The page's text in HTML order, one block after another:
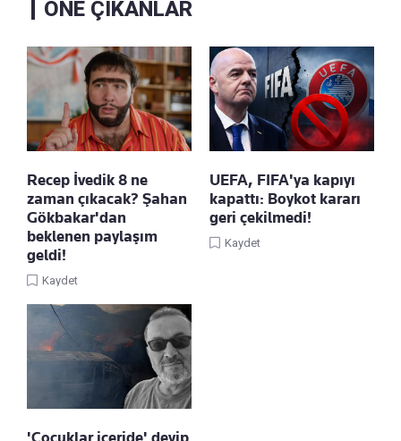
ÖNE ÇIKANLAR
Recep İvedik 8 ne
zaman çıkacak? Şahan
Gökbakar'dan
beklenen paylaşım
geldi!
Kaydet
UEFA, FIFA'ya kapıyı
kapattı: Boykot kararı
geri çekilmedi!
Kaydet